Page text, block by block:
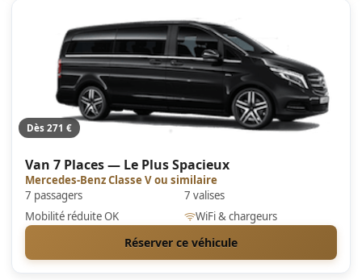
Dès 271 €
Van 7 Places — Le Plus Spacieux
Mercedes-Benz Classe V ou similaire
7 passagers
7 valises
Mobilité réduite OK
WiFi & chargeurs
Réserver ce véhicule